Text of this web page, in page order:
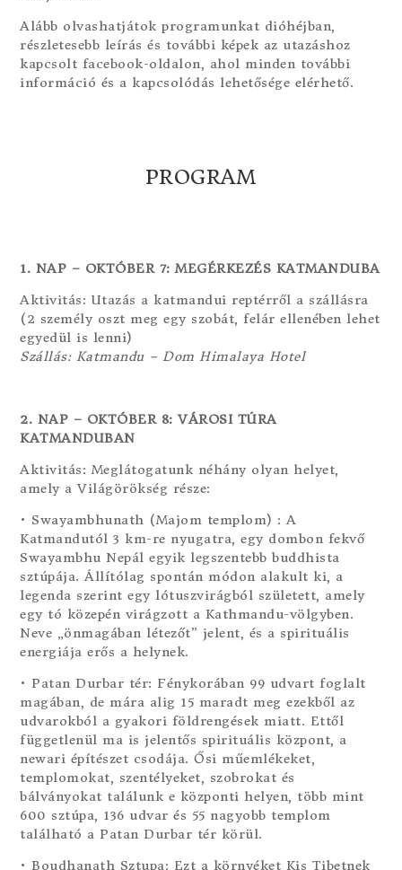
Alább olvashatjátok programunkat dióhéjban,
részletesebb leírás és további képek az utazáshoz
kapcsolt facebook-oldalon, ahol minden további
információ és a kapcsolódás lehetősége elérhető.
PROGRAM
1. NAP – OKTÓBER 7: MEGÉRKEZÉS KATMANDUBA
Aktivitás: Utazás a katmandui reptérről a szállásra
(2 személy oszt meg egy szobát, felár ellenében lehet
egyedül is lenni)
Szállás: Katmandu – Dom Himalaya Hotel
2. NAP – OKTÓBER 8: VÁROSI TÚRA
KATMANDUBAN
Aktivitás: Meglátogatunk néhány olyan helyet,
amely a Világörökség része:
• Swayambhunath (Majom templom) : A
Katmandutól 3 km-re nyugatra, egy dombon fekvő
Swayambhu Nepál egyik legszentebb buddhista
sztúpája. Állítólag spontán módon alakult ki, a
legenda szerint egy lótuszvirágból született, amely
egy tó közepén virágzott a Kathmandu-völgyben.
Neve „önmagában létezőt” jelent, és a spirituális
energiája erős a helynek.
• Patan Durbar tér: Fénykorában 99 udvart foglalt
magában, de mára alig 15 maradt meg ezekből az
udvarokból a gyakori földrengések miatt. Ettől
függetlenül ma is jelentős spirituális központ, a
newari építészet csodája. Ősi műemlékeket,
templomokat, szentélyeket, szobrokat és
bálványokat találunk e központi helyen, több mint
600 sztúpa, 136 udvar és 55 nagyobb templom
található a Patan Durbar tér körül.
• Boudhanath Sztupa: Ezt a környéket Kis Tibetnek